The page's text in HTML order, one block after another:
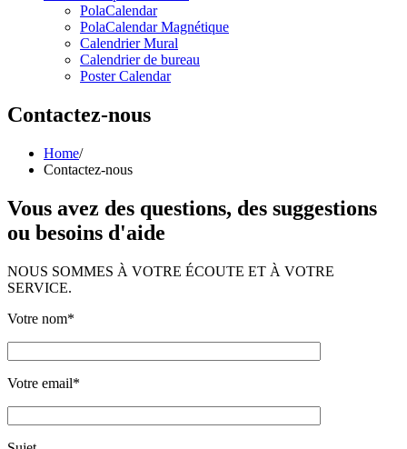
PolaCalendar
PolaCalendar Magnétique
Calendrier Mural
Calendrier de bureau
Poster Calendar
Contactez-nous
Home/
Contactez-nous
Vous avez des questions, des suggestions
ou besoins d'aide
NOUS SOMMES À VOTRE ÉCOUTE ET À VOTRE
SERVICE.
Votre nom*
Votre email*